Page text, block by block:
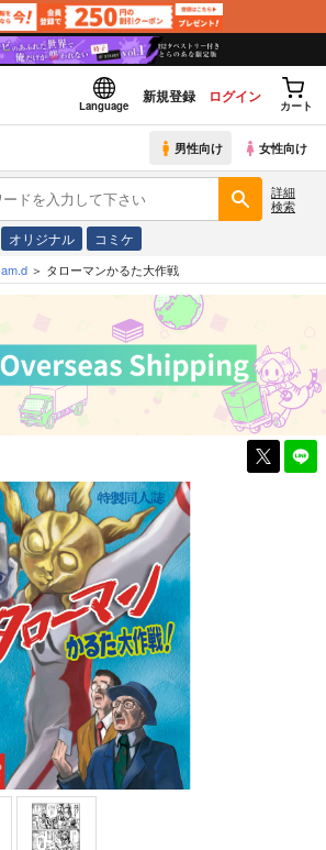
Language
新規登録 ログイン
カート
男性向け 女性向け
詳細
検索
オリジナル コミケ
am.d タローマンかるた大作戦